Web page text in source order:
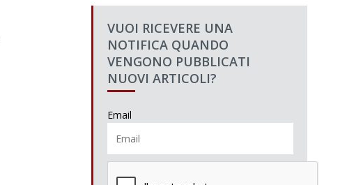
VUOI RICEVERE UNA
NOTIFICA QUANDO
VENGONO PUBBLICATI
NUOVI ARTICOLI?
Email